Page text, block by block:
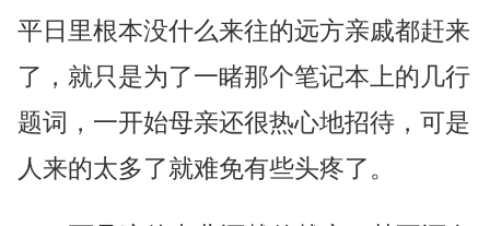
平日里根本没什么来往的远方亲戚都赶来
了，就只是为了一睹那个笔记本上的几行
题词，一开始母亲还很热心地招待，可是
人来的太多了就难免有些头疼了。